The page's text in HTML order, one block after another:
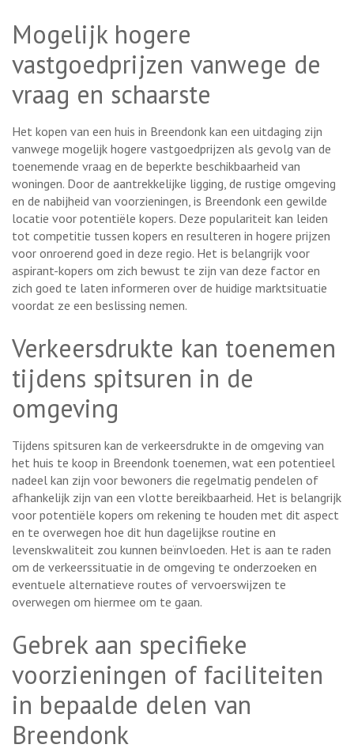
Mogelijk hogere
vastgoedprijzen vanwege de
vraag en schaarste
Het kopen van een huis in Breendonk kan een uitdaging zijn
vanwege mogelijk hogere vastgoedprijzen als gevolg van de
toenemende vraag en de beperkte beschikbaarheid van
woningen. Door de aantrekkelijke ligging, de rustige omgeving
en de nabijheid van voorzieningen, is Breendonk een gewilde
locatie voor potentiële kopers. Deze populariteit kan leiden
tot competitie tussen kopers en resulteren in hogere prijzen
voor onroerend goed in deze regio. Het is belangrijk voor
aspirant-kopers om zich bewust te zijn van deze factor en
zich goed te laten informeren over de huidige marktsituatie
voordat ze een beslissing nemen.
Verkeersdrukte kan toenemen
tijdens spitsuren in de
omgeving
Tijdens spitsuren kan de verkeersdrukte in de omgeving van
het huis te koop in Breendonk toenemen, wat een potentieel
nadeel kan zijn voor bewoners die regelmatig pendelen of
afhankelijk zijn van een vlotte bereikbaarheid. Het is belangrijk
voor potentiële kopers om rekening te houden met dit aspect
en te overwegen hoe dit hun dagelijkse routine en
levenskwaliteit zou kunnen beïnvloeden. Het is aan te raden
om de verkeerssituatie in de omgeving te onderzoeken en
eventuele alternatieve routes of vervoerswijzen te
overwegen om hiermee om te gaan.
Gebrek aan specifieke
voorzieningen of faciliteiten
in bepaalde delen van
Breendonk